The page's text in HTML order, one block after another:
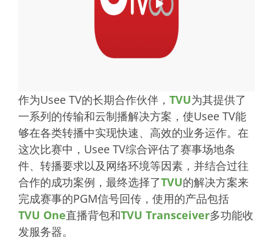
作为Usee TV的长期合作伙伴， TVU为其提供了
一系列的传输和云制播解决方案，使Usee TV能
够在各类转播中实现快速、高效的业务运作。在
这次比赛中，Usee TV综合评估了赛事场地条
件、转播要求以及网络环境等因素，并结合过往
合作的成功案例，最终选择了TVU的解决方案来
完成赛事的PGM信号回传，使用的产品包括
TVU One直播背包和TVU Transceiver多功能收
发服务器。